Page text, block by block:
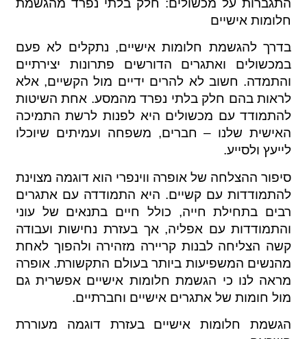
התגברות על מכשולים: חלק בלתי נפרד מהגשמת
חלומות אישיים
בדרך להגשמת חלומות אישיים, נתקלים לא פעם
במכשולים ואתגרים הדורשים פתרונות יצירתיים
והתמדה. חשוב לא להרים ידיים מול הקשיים, אלא
לראות בהם חלק בלתי נפרד מהמסע. אחת השיטות
להתמודד עם מכשולים היא לפנות לרשת התמיכה
האישית שלנו – חברים, משפחה ועמיתים שיוכלו
לייעץ ולסייע.
סיפור ההצלחה של אופרה ווינפרי הוא דוגמה מצוינת
להתמודדות עם קשיים. היא התמודדה עם אתגרים
רבים בתחילת חייה, כולל חיים בתנאים של עוני
והתמודדות עם אפליה, אך בעזרת נחישות ועבודה
קשה הצליחה לבנות קריירה מזהירה ולהפוך לאחת
מהנשים המשפיעות ביותר בעולם התקשורת. אופרה
מראה לנו כי הגשמת חלומות אישיים אפשרית גם
מול חומות של אתגרים אישיים וחברתיים.
הגשמת חלומות אישיים בעזרת דוגמה מעוררת